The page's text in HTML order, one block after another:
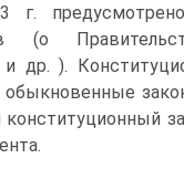
г.
(о
др. ).